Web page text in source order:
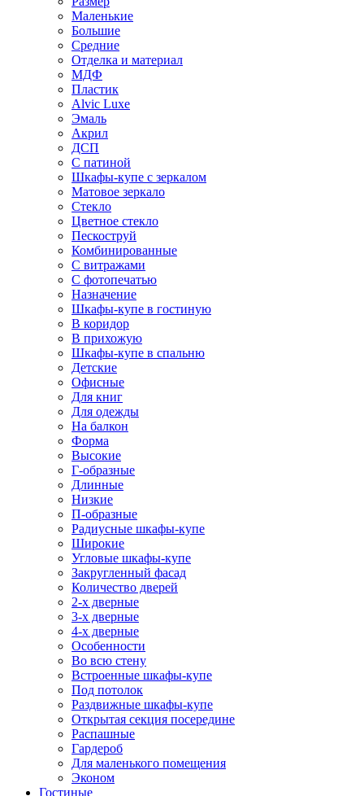
Маленькие
Большие
Средние
Отделка и материал
МДФ
Пластик
Alvic Luxe
Эмаль
Акрил
ДСП
С патиной
Шкафы-купе с зеркалом
Матовое зеркало
Стекло
Цветное стекло
Пескоструй
Комбинированные
С витражами
С фотопечатью
Назначение
Шкафы-купе в гостиную
В коридор
В прихожую
Шкафы-купе в спальню
Детские
Офисные
Для книг
Для одежды
На балкон
Форма
Высокие
Г-образные
Длинные
Низкие
П-образные
Радиусные шкафы-купе
Широкие
Угловые шкафы-купе
Закругленный фасад
Количество дверей
2-х дверные
3-х дверные
4-х дверные
Особенности
Во всю стену
Встроенные шкафы-купе
Под потолок
Раздвижные шкафы-купе
Открытая секция посередине
Распашные
Гардероб
Для маленького помещения
Эконом
Гостиные